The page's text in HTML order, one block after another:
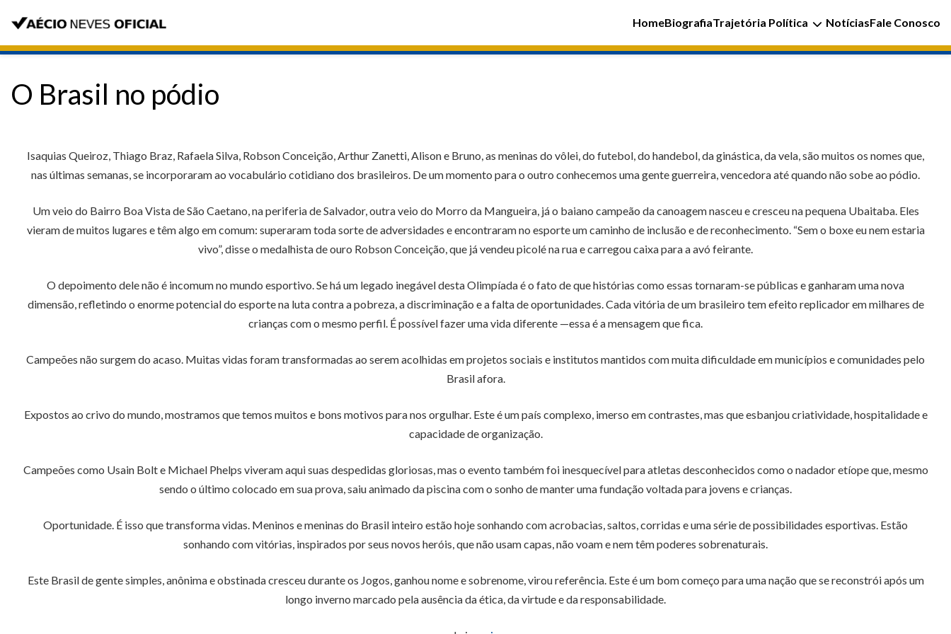
HomeBiografiaTrajetória Política NotíciasFale Conosco
O Brasil no pódio
Isaquias Queiroz, Thiago Braz, Rafaela Silva, Robson Conceição, Arthur Zanetti, Alison e Bruno, as meninas do vôlei, do futebol, do handebol, da ginástica, da vela, são muitos os nomes que,
nas últimas semanas, se incorporaram ao vocabulário cotidiano dos brasileiros. De um momento para o outro conhecemos uma gente guerreira, vencedora até quando não sobe ao pódio.
Um veio do Bairro Boa Vista de São Caetano, na periferia de Salvador, outra veio do Morro da Mangueira, já o baiano campeão da canoagem nasceu e cresceu na pequena Ubaitaba. Eles
vieram de muitos lugares e têm algo em comum: superaram toda sorte de adversidades e encontraram no esporte um caminho de inclusão e de reconhecimento. “Sem o boxe eu nem estaria
vivo”, disse o medalhista de ouro Robson Conceição, que já vendeu picolé na rua e carregou caixa para a avó feirante.
O depoimento dele não é incomum no mundo esportivo. Se há um legado inegável desta Olimpíada é o fato de que histórias como essas tornaram-se públicas e ganharam uma nova
dimensão, refletindo o enorme potencial do esporte na luta contra a pobreza, a discriminação e a falta de oportunidades. Cada vitória de um brasileiro tem efeito replicador em milhares de
crianças com o mesmo perfil. É possível fazer uma vida diferente —essa é a mensagem que fica.
Campeões não surgem do acaso. Muitas vidas foram transformadas ao serem acolhidas em projetos sociais e institutos mantidos com muita dificuldade em municípios e comunidades pelo
Brasil afora.
Expostos ao crivo do mundo, mostramos que temos muitos e bons motivos para nos orgulhar. Este é um país complexo, imerso em contrastes, mas que esbanjou criatividade, hospitalidade e
capacidade de organização.
Campeões como Usain Bolt e Michael Phelps viveram aqui suas despedidas gloriosas, mas o evento também foi inesquecível para atletas desconhecidos como o nadador etíope que, mesmo
sendo o último colocado em sua prova, saiu animado da piscina com o sonho de manter uma fundação voltada para jovens e crianças.
Oportunidade. É isso que transforma vidas. Meninos e meninas do Brasil inteiro estão hoje sonhando com acrobacias, saltos, corridas e uma série de possibilidades esportivas. Estão
sonhando com vitórias, inspirados por seus novos heróis, que não usam capas, não voam e nem têm poderes sobrenaturais.
Este Brasil de gente simples, anônima e obstinada cresceu durante os Jogos, ganhou nome e sobrenome, virou referência. Este é um bom começo para uma nação que se reconstrói após um
longo inverno marcado pela ausência da ética, da virtude e da responsabilidade.